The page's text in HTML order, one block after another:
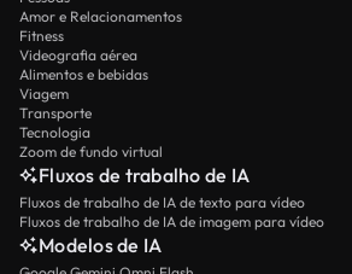
Amor e Relacionamentos
Fitness
Videografia aérea
Alimentos e bebidas
Viagem
Transporte
Tecnologia
Zoom de fundo virtual
Fluxos de trabalho de IA
Fluxos de trabalho de IA de texto para vídeo
Fluxos de trabalho de IA de imagem para vídeo
Modelos de IA